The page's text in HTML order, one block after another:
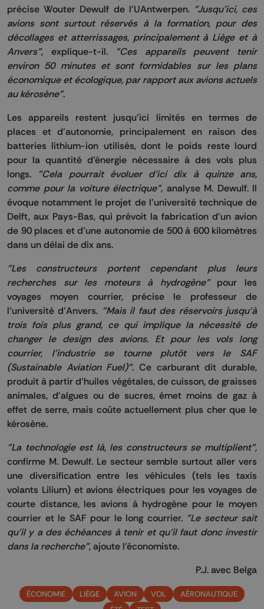
précise Wouter Dewulf de l'UAntwerpen. "Jusqu'ici, ces
avions sont surtout réservés à la formation, pour des
décollages et atterrissages, principalement à Liège et à
Anvers", explique-t-il. "Ces appareils peuvent tenir
environ 50 minutes et sont formidables sur les plans
économique et écologique, par rapport aux avions actuels
au kérosène".
Les appareils restent jusqu'ici limités en termes de
places et d'autonomie, principalement en raison des
batteries lithium-ion utilisés, dont le poids reste lourd
pour la quantité d'énergie nécessaire à des vols plus
longs. "Cela pourrait évoluer d'ici dix à quinze ans,
comme pour la voiture électrique", analyse M. Dewulf. Il
évoque notamment le projet de l'université technique de
Delft, aux Pays-Bas, qui prévoit la fabrication d'un avion
de 90 places et d'une autonomie de 500 à 600 kilomètres
dans un délai de dix ans.
"Les constructeurs portent cependant plus leurs
recherches sur les moteurs à hydrogène"pour les
voyages moyen courrier, précise le professeur de
l'université d'Anvers. "Mais il faut des réservoirs jusqu'à
trois fois plus grand, ce qui implique la nécessité de
changer le design des avions. Et pour les vols long
courrier, l'industrie se tourne plutôt vers le SAF
(Sustainable Aviation Fuel)". Ce carburant dit durable,
produit à partir d'huiles végétales, de cuisson, de graisses
animales, d'algues ou de sucres, émet moins de gaz à
effet de serre, mais coûte actuellement plus cher que le
kérosène.
"La technologie est là, les constructeurs se multiplient",
confirme M. Dewulf. Le secteur semble surtout aller vers
une diversification entre les véhicules (tels les taxis
volants Lilium) et avions électriques pour les voyages de
courte distance, les avions à hydrogène pour le moyen
courrier et le SAF pour le long courrier. "Le secteur sait
qu'il y a des échéances à tenir et qu'il faut donc investir
dans la recherche", ajoute l'économiste.
P.J. avec Belga
ÉCONOMIE LIÈGE AVION VOL
AÉRONAUTIQUE